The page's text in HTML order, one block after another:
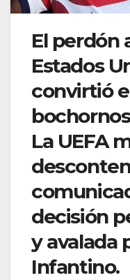
El perdón
Estados
convirtió
La UEFA
decisión
y avalada
Infantino.